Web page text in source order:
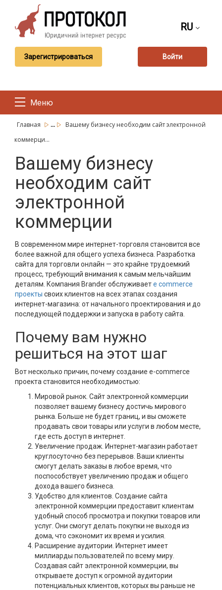
RU
Зарегистрироваться Войти
Меню
Главная ...
Вашему бизнесу необходим сайт электронной
коммерци...
Вашему бизнесу
необходим сайт
электронной
коммерции
В современном мире интернет-торговля становится все
более важной для общего успеха бизнеса. Разработка
сайта для торговли онлайн — это крайне трудоемкий
процесс, требующий внимания к самым мельчайшим
деталям. Компания Brander обслуживаетe commerce
проекты своих клиентов на всех этапах создания
интернет-магазина: от начального проектирования и до
последующей поддержки и запуска в работу сайта.
Почему вам нужно
решиться на этот шаг
Вот несколько причин, почему создание e-commerce
проекта становится необходимостью:
Мировой рынок. Сайт электронной коммерции
позволяет вашему бизнесу достичь мирового
рынка. Больше не будет границ, и вы сможете
продавать свои товары или услуги в любом месте,
где есть доступ в интернет.
Увеличение продаж. Интернет-магазин работает
круглосуточно без перерывов. Ваши клиенты
смогут делать заказы в любое время, что
поспособствует увеличению продаж и общего
дохода вашего бизнеса.
Удобство для клиентов. Создание сайта
электронной коммерции предоставит клиентам
удобный способ просмотра и покупки товаров или
услуг. Они смогут делать покупки не выходя из
дома, что сэкономит их время и усилия.
Расширение аудитории. Интернет имеет
миллиарды пользователей по всему миру.
Создавая сайт электронной коммерции, вы
открываете доступ к огромной аудитории
потенциальных клиентов, которых вы раньше не